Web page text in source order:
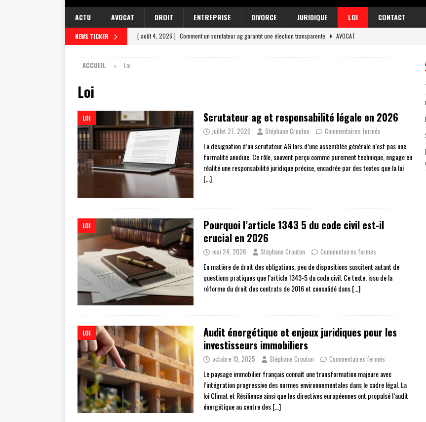
ACTU AVOCAT DROIT ENTREPRISE DIVORCE JURIDIQUE LOI CONTACT
NEWS TICKER [ août 4, 2026 ] Comment un scrutateur ag garantit une élection transparente
AVOCAT
ACCUEIL Loi
Loi
LOI Scrutateur ag et responsabilité légale en 2026
juillet 27, 2026 Stéphane Crouton Commentaires fermés
La désignation d’un scrutateur AG lors d’une assemblée générale n’est pas une
formalité anodine. Ce rôle, souvent perçu comme purement technique, engage en
réalité une responsabilité juridique précise, encadrée par des textes que la loi
[…]
LOI
Pourquoi l’article 1343 5 du code civil est-il
crucial en 2026
mai 24, 2026 Stéphane Crouton Commentaires fermés
En matière de droit des obligations, peu de dispositions suscitent autant de
questions pratiques que l’article 1343-5 du code civil. Ce texte, issu de la
réforme du droit des contrats de 2016 et consolidé dans[…]
LOI
Audit énergétique et enjeux juridiques pour les
investisseurs immobiliers
octobre 19, 2025 Stéphane Crouton Commentaires fermés
Le paysage immobilier français connaît une transformation majeure avec
l’intégration progressive des normes environnementales dans le cadre légal. La
loi Climat et Résilience ainsi que les directives européennes ont propulsé l’audit
énergétique au centre des[…]